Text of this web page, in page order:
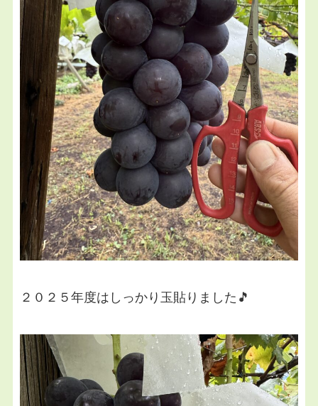
２０２５年度はしっかり玉貼りました🎵